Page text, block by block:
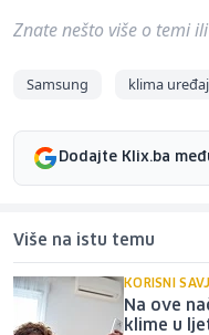
Znate nešto više o temi
Samsung klima uređaj
Dodajte Klix.ba
Više na istu temu
KORISNI
Na ove
klime u